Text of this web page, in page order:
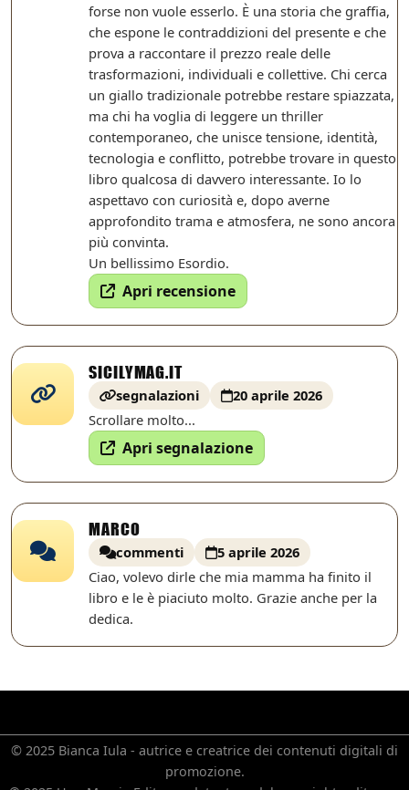
forse non vuole esserlo. È una storia che graffia,
che espone le contraddizioni del presente e che
prova a raccontare il prezzo reale delle
trasformazioni, individuali e collettive. Chi cerca
un giallo tradizionale potrebbe restare spiazzata,
ma chi ha voglia di leggere un thriller
contemporaneo, che unisce tensione, identità,
tecnologia e conflitto, potrebbe trovare in questo
libro qualcosa di davvero interessante. Io lo
aspettavo con curiosità e, dopo averne
approfondito trama e atmosfera, ne sono ancora
più convinta.
Un bellissimo Esordio.
Apri recensione
SICILYMAG.IT
segnalazioni
20 aprile 2026
Scrollare molto...
Apri segnalazione
MARCO
commenti
5 aprile 2026
Ciao, volevo dirle che mia mamma ha finito il
libro e le è piaciuto molto. Grazie anche per la
dedica.
© 2025 Bianca Iula - autrice e creatrice dei contenuti digitali di
promozione.